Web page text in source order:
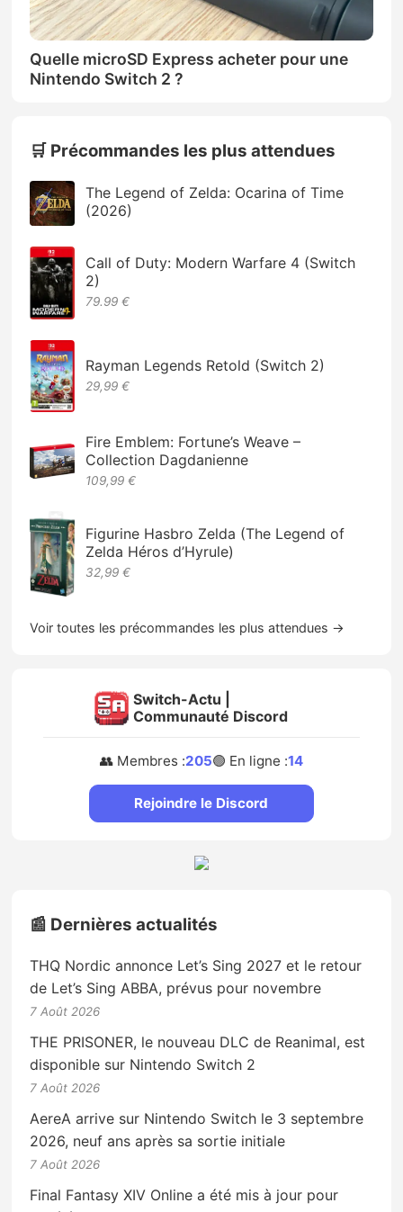
Quelle microSD Express acheter pour une
Nintendo Switch 2 ?
🛒 Précommandes les plus attendues
The Legend of Zelda: Ocarina of Time
(2026)
Call of Duty: Modern Warfare 4 (Switch
2)
79.99 €
Rayman Legends Retold (Switch 2)
29,99 €
Fire Emblem: Fortune’s Weave –
Collection Dagdanienne
109,99 €
Figurine Hasbro Zelda (The Legend of
Zelda Héros d’Hyrule)
32,99 €
Voir toutes les précommandes les plus attendues →
Switch-Actu |
Communauté Discord
👥 Membres :205🟢 En ligne :14
Rejoindre le Discord
📰 Dernières actualités
THQ Nordic annonce Let’s Sing 2027 et le retour
de Let’s Sing ABBA, prévus pour novembre
7 Août 2026
THE PRISONER, le nouveau DLC de Reanimal, est
disponible sur Nintendo Switch 2
7 Août 2026
AereA arrive sur Nintendo Switch le 3 septembre
2026, neuf ans après sa sortie initiale
7 Août 2026
Final Fantasy XIV Online a été mis à jour pour